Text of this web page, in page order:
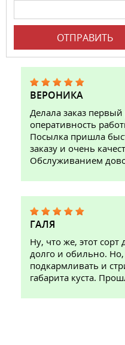
ОТПРАВИТЬ
ВЕРОНИКА
Делала заказ
оперативность
Посылка пришла
заказу и очень
Обслуживанием
ГАЛЯ
Ну, что же, этот
долго и обильно.
подкармливать и
габарита куста.